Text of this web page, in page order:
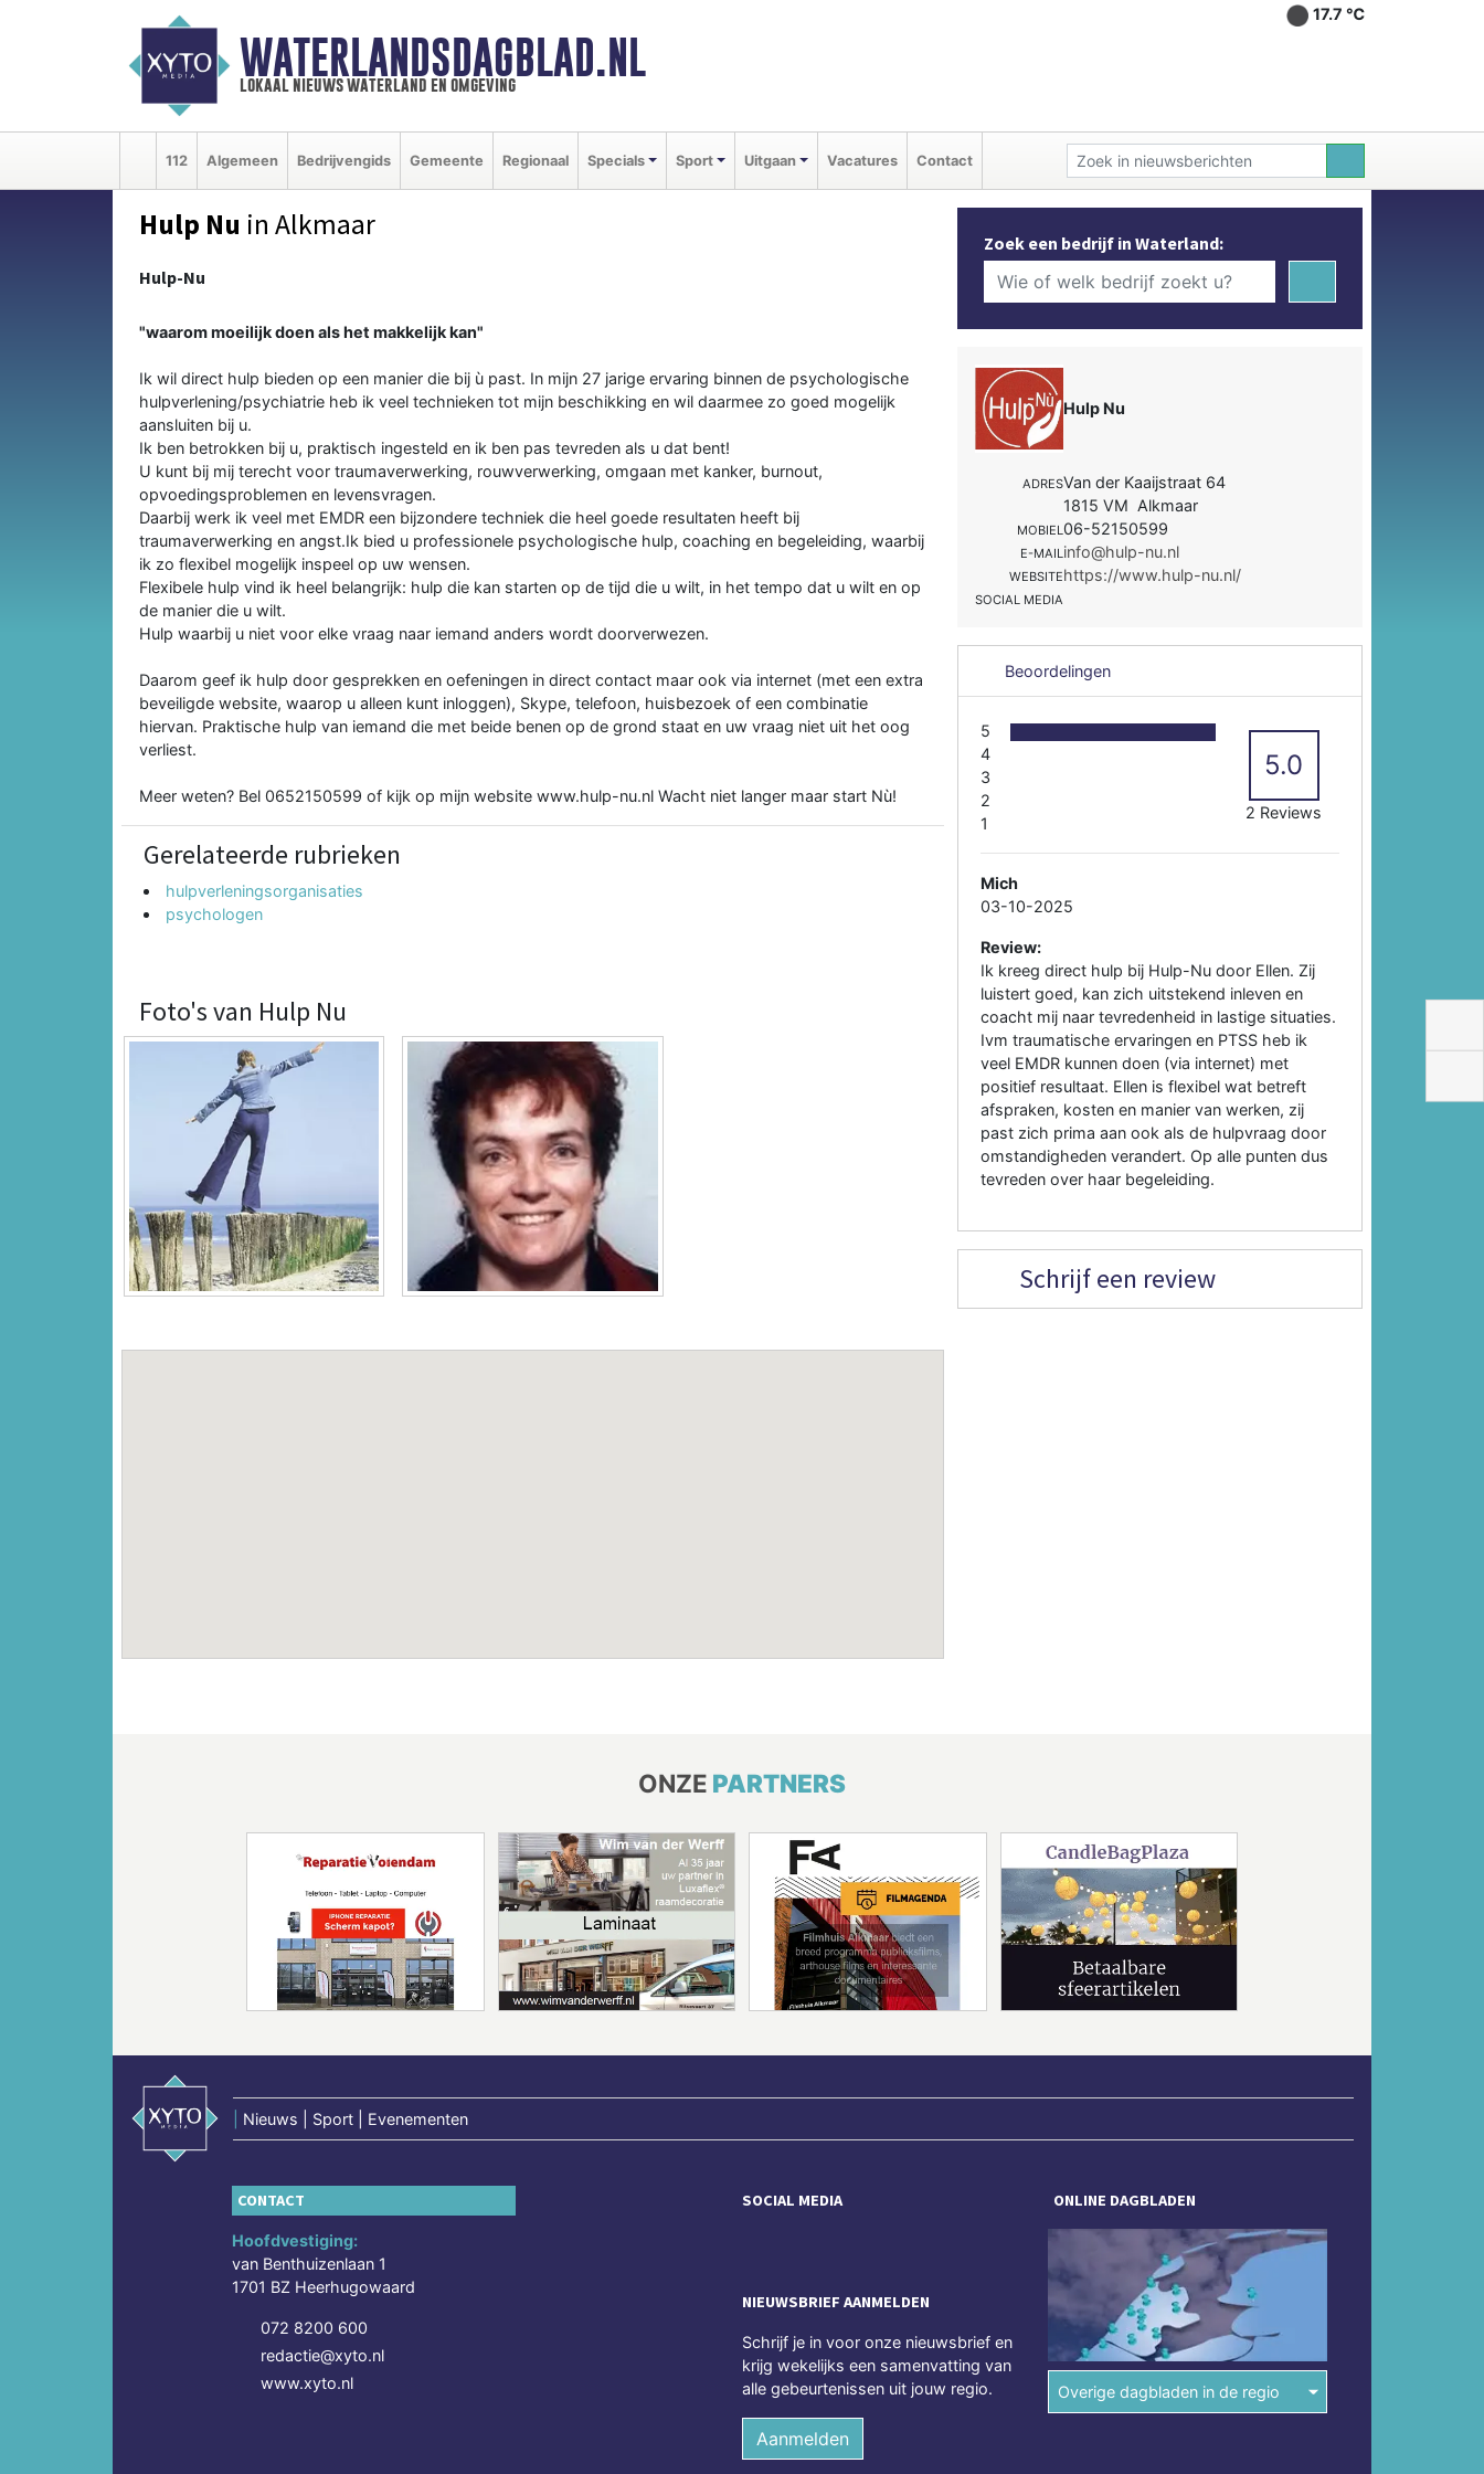
WATERLANDSDAGBLAD.NL
lokaal nieuws waterland en omgeving
17.7 ℃
112 Algemeen Bedrijvengids Gemeente Regionaal Specials Sport Uitgaan Vacatures Contact
Hulp Nu in Alkmaar
Hulp-Nu
"waarom moeilijk doen als het makkelijk kan"
Ik wil direct hulp bieden op een manier die bij ù past. In mijn 27 jarige ervaring binnen de psychologische
hulpverlening/psychiatrie heb ik veel technieken tot mijn beschikking en wil daarmee zo goed mogelijk
aansluiten bij u.
Ik ben betrokken bij u, praktisch ingesteld en ik ben pas tevreden als u dat bent!
U kunt bij mij terecht voor traumaverwerking, rouwverwerking, omgaan met kanker, burnout,
opvoedingsproblemen en levensvragen.
Daarbij werk ik veel met EMDR een bijzondere techniek die heel goede resultaten heeft bij
traumaverwerking en angst.Ik bied u professionele psychologische hulp, coaching en begeleiding, waarbij
ik zo flexibel mogelijk inspeel op uw wensen.
Flexibele hulp vind ik heel belangrijk: hulp die kan starten op de tijd die u wilt, in het tempo dat u wilt en op
de manier die u wilt.
Hulp waarbij u niet voor elke vraag naar iemand anders wordt doorverwezen.
Daarom geef ik hulp door gesprekken en oefeningen in direct contact maar ook via internet (met een extra
beveiligde website, waarop u alleen kunt inloggen), Skype, telefoon, huisbezoek of een combinatie
hiervan. Praktische hulp van iemand die met beide benen op de grond staat en uw vraag niet uit het oog
verliest.
Meer weten? Bel 0652150599 of kijk op mijn website www.hulp-nu.nl Wacht niet langer maar start Nù!
Gerelateerde rubrieken
hulpverleningsorganisaties
psychologen
Foto's van Hulp Nu
Zoek een bedrijf in Waterland:
Hulp Nu
ADRESVan der Kaaijstraat 64
1815 VM Alkmaar
MOBIEL06-52150599
E-MAILinfo@hulp-nu.nl
WEBSITEhttps://www.hulp-nu.nl/
SOCIAL MEDIA
Beoordelingen
5
4
3
2
1
5.0
2 Reviews
Mich
03-10-2025
Review:
Ik kreeg direct hulp bij Hulp-Nu door Ellen. Zij
luistert goed, kan zich uitstekend inleven en
coacht mij naar tevredenheid in lastige situaties.
Ivm traumatische ervaringen en PTSS heb ik
veel EMDR kunnen doen (via internet) met
positief resultaat. Ellen is flexibel wat betreft
afspraken, kosten en manier van werken, zij
past zich prima aan ook als de hulpvraag door
omstandigheden verandert. Op alle punten dus
tevreden over haar begeleiding.
Schrijf een review
ONZE PARTNERS
Nieuws | Sport | Evenementen
CONTACT
Hoofdvestiging:
van Benthuizenlaan 1
1701 BZ Heerhugowaard
072 8200 600
redactie@xyto.nl
www.xyto.nl
SOCIAL MEDIA
NIEUWSBRIEF AANMELDEN
Schrijf je in voor onze nieuwsbrief en
krijg wekelijks een samenvatting van
alle gebeurtenissen uit jouw regio.
Aanmelden
ONLINE DAGBLADEN
Overige dagbladen in de regio